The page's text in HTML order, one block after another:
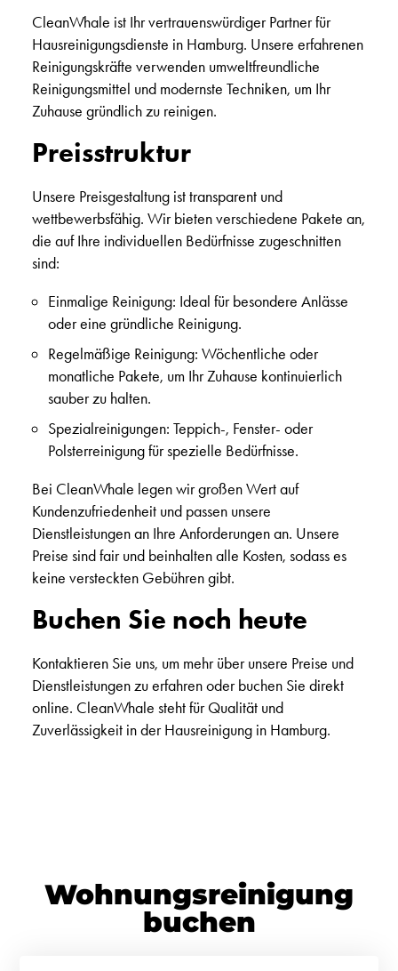
CleanWhale ist Ihr vertrauenswürdiger Partner für
Hausreinigungsdienste in Hamburg. Unsere erfahrenen
Reinigungskräfte verwenden umweltfreundliche
Reinigungsmittel und modernste Techniken, um Ihr
Zuhause gründlich zu reinigen.
Preisstruktur
Unsere Preisgestaltung ist transparent und
wettbewerbsfähig. Wir bieten verschiedene Pakete an,
die auf Ihre individuellen Bedürfnisse zugeschnitten
sind:
Einmalige Reinigung: Ideal für besondere Anlässe
oder eine gründliche Reinigung.
Regelmäßige Reinigung: Wöchentliche oder
monatliche Pakete, um Ihr Zuhause kontinuierlich
sauber zu halten.
Spezialreinigungen: Teppich-, Fenster- oder
Polsterreinigung für spezielle Bedürfnisse.
Bei CleanWhale legen wir großen Wert auf
Kundenzufriedenheit und passen unsere
Dienstleistungen an Ihre Anforderungen an. Unsere
Preise sind fair und beinhalten alle Kosten, sodass es
keine versteckten Gebühren gibt.
Buchen Sie noch heute
Kontaktieren Sie uns, um mehr über unsere Preise und
Dienstleistungen zu erfahren oder buchen Sie direkt
online. CleanWhale steht für Qualität und
Zuverlässigkeit in der Hausreinigung in Hamburg.
Wohnungsreinigung
buchen